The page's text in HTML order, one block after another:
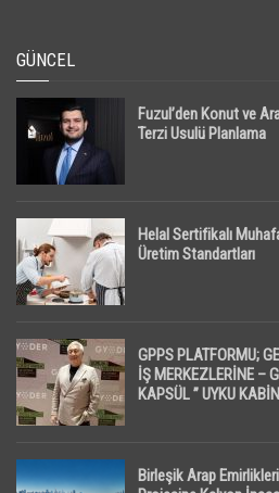
GÜNCEL
Fuzul’den Konut ve
Terzi Usulü Planlama
Helal Sertifikalı
Üretim Standartları
GPPS PLATFORMU;
İŞ MERKEZLERİNE –
KAPSÜL ” UYKU
Birleşik Arap